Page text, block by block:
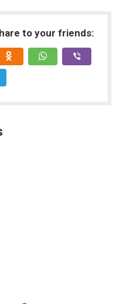
to your friends: